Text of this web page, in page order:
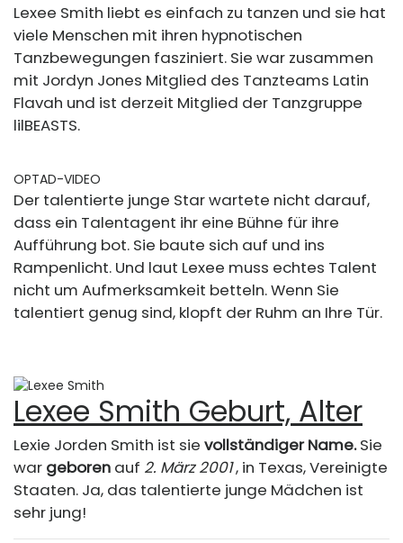
Lexee Smith liebt es einfach zu tanzen und sie hat
viele Menschen mit ihren hypnotischen
Tanzbewegungen fasziniert. Sie war zusammen
mit Jordyn Jones Mitglied des Tanzteams Latin
Flavah und ist derzeit Mitglied der Tanzgruppe
lilBEASTS.
OPTAD-VIDEO
Der talentierte junge Star wartete nicht darauf,
dass ein Talentagent ihr eine Bühne für ihre
Aufführung bot. Sie baute sich auf und ins
Rampenlicht. Und laut Lexee muss echtes Talent
nicht um Aufmerksamkeit betteln. Wenn Sie
talentiert genug sind, klopft der Ruhm an Ihre Tür.
Lexee Smith Geburt, Alter
Lexie Jorden Smith ist sie vollständiger Name.Sie
war geboren auf 2. März 2001, in Texas, Vereinigte
Staaten. Ja, das talentierte junge Mädchen ist
sehr jung!